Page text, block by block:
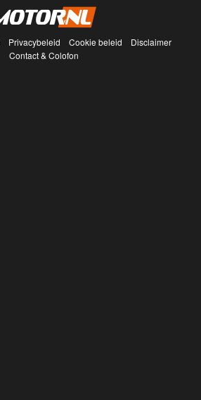
Privacybeleid Cookie beleid
Disclaimer
Contact & Colofon